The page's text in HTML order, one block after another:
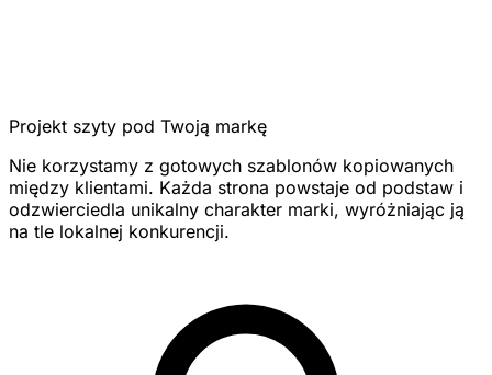
Projekt szyty pod Twoją markę
Nie korzystamy z gotowych szablonów kopiowanych
między klientami. Każda strona powstaje od podstaw i
odzwierciedla unikalny charakter marki, wyróżniając ją
na tle lokalnej konkurencji.